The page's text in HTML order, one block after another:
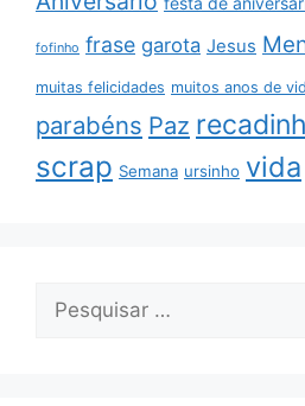
fofinho frase garota Jesus
muitas felicidades muitos anos de
parabéns Paz
scrap Semana ursinho vida
Pesquisar